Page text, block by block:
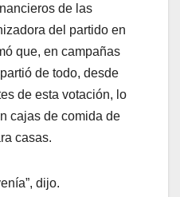
de las
del partido en
que, en campañas
de todo, desde
de esta votación, lo
cajas de comida de
casas.
dijo.